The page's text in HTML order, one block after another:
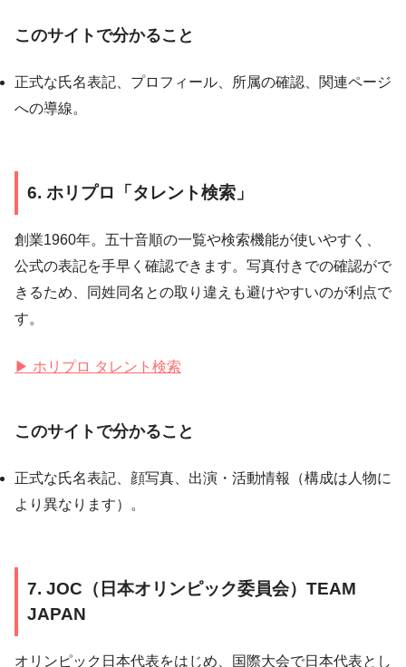
このサイトで分かること
正式な氏名表記、プロフィール、所属の確認、関連ページ
への導線。
6. ホリプロ「タレント検索」
創業1960年。五十音順の一覧や検索機能が使いやすく、
公式の表記を手早く確認できます。写真付きでの確認がで
きるため、同姓同名との取り違えも避けやすいのが利点で
す。
▶ ホリプロ タレント検索
このサイトで分かること
正式な氏名表記、顔写真、出演・活動情報（構成は人物に
より異なります）。
7. JOC（日本オリンピック委員会）TEAM
JAPAN
オリンピック日本代表をはじめ、国際大会で日本代表とし